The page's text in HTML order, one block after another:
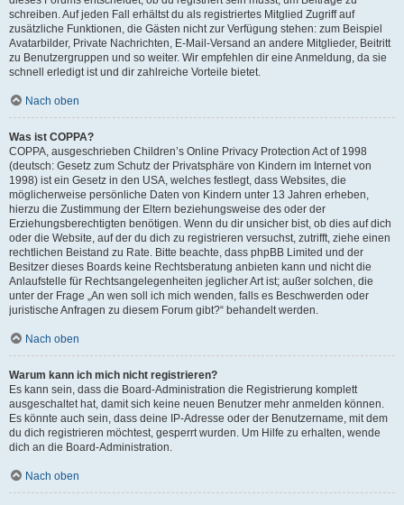
schreiben. Auf jeden Fall erhältst du als registriertes Mitglied Zugriff auf
zusätzliche Funktionen, die Gästen nicht zur Verfügung stehen: zum Beispiel
Avatarbilder, Private Nachrichten, E-Mail-Versand an andere Mitglieder, Beitritt
zu Benutzergruppen und so weiter. Wir empfehlen dir eine Anmeldung, da sie
schnell erledigt ist und dir zahlreiche Vorteile bietet.
Nach oben
Was ist COPPA?
COPPA, ausgeschrieben Children’s Online Privacy Protection Act of 1998
(deutsch: Gesetz zum Schutz der Privatsphäre von Kindern im Internet von
1998) ist ein Gesetz in den USA, welches festlegt, dass Websites, die
möglicherweise persönliche Daten von Kindern unter 13 Jahren erheben,
hierzu die Zustimmung der Eltern beziehungsweise des oder der
Erziehungsberechtigten benötigen. Wenn du dir unsicher bist, ob dies auf dich
oder die Website, auf der du dich zu registrieren versuchst, zutrifft, ziehe einen
rechtlichen Beistand zu Rate. Bitte beachte, dass phpBB Limited und der
Besitzer dieses Boards keine Rechtsberatung anbieten kann und nicht die
Anlaufstelle für Rechtsangelegenheiten jeglicher Art ist; außer solchen, die
unter der Frage „An wen soll ich mich wenden, falls es Beschwerden oder
juristische Anfragen zu diesem Forum gibt?“ behandelt werden.
Nach oben
Warum kann ich mich nicht registrieren?
Es kann sein, dass die Board-Administration die Registrierung komplett
ausgeschaltet hat, damit sich keine neuen Benutzer mehr anmelden können.
Es könnte auch sein, dass deine IP-Adresse oder der Benutzername, mit dem
du dich registrieren möchtest, gesperrt wurden. Um Hilfe zu erhalten, wende
dich an die Board-Administration.
Nach oben